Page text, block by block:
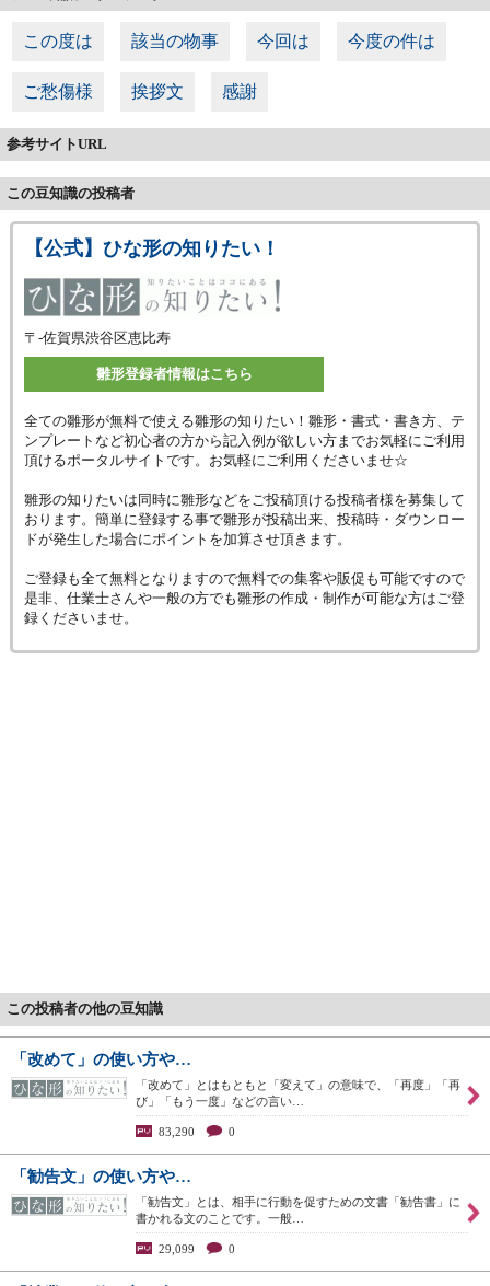
この度は 該当の物事 今回は 今度の件は
ご愁傷様 挨拶文 感謝
参考サイトURL
この豆知識の投稿者
【公式】ひな形の知りたい！
〒-佐賀県渋谷区恵比寿
雛形登録者情報はこちら
全ての雛形が無料で使える雛形の知りたい！雛形・書式・書き方、テ
ンプレートなど初心者の方から記入例が欲しい方までお気軽にご利用
頂けるポータルサイトです。お気軽にご利用くださいませ☆
雛形の知りたいは同時に雛形などをご投稿頂ける投稿者様を募集して
おります。簡単に登録する事で雛形が投稿出来、投稿時・ダウンロー
ドが発生した場合にポイントを加算させ頂きます。
ご登録も全て無料となりますので無料での集客や販促も可能ですので
是非、仕業士さんや一般の方でも雛形の作成・制作が可能な方はご登
録くださいませ。
この投稿者の他の豆知識
「改めて」の使い方や…
「改めて」とはもともと「変えて」の意味で、「再度」「再
び」「もう一度」などの言い…
83,290 0
「勧告文」の使い方や…
「勧告文」とは、相手に行動を促すための文書「勧告書」に
書かれる文のことです。一般…
29,099 0